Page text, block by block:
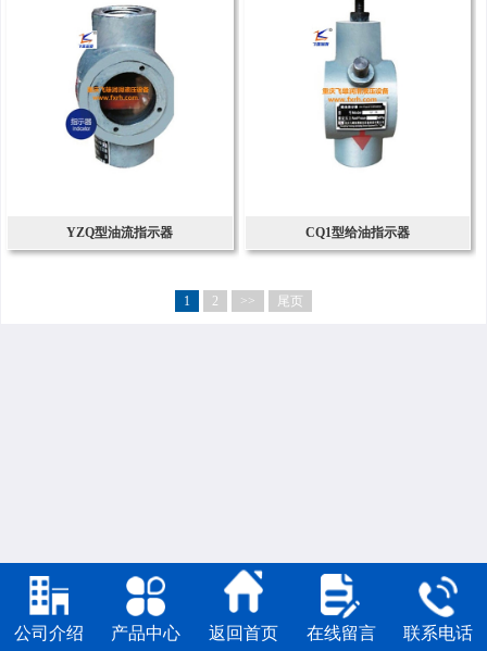
YZQ型油流指示器 CQ1型给油指示器
1 2 >> 尾页
公司介绍 产品中心 返回首页 在线留言 联系电话